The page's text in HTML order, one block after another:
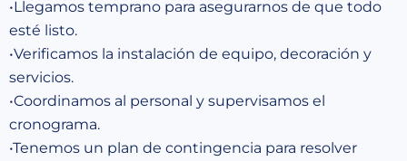
•Llegamos temprano para asegurarnos de que todo
esté listo.
•Verificamos la instalación de equipo, decoración y
servicios.
•Coordinamos al personal y supervisamos el
cronograma.
•Tenemos un plan de contingencia para resolver